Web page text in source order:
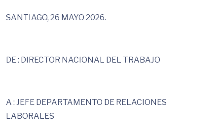
SANTIAGO, 26 MAYO 2026.
DE : DIRECTOR NACIONAL DEL TRABAJO
A : JEFE DEPARTAMENTO DE RELACIONES
LABORALES